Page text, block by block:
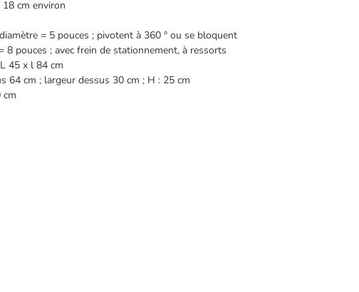
cm environ
= 5 pouces ; pivotent à 360 ° ou se bloquent
8 pouces ; avec frein de stationnement, à ressorts
45 x l 84 cm
64 cm ; largeur dessus 30 cm ; H : 25 cm